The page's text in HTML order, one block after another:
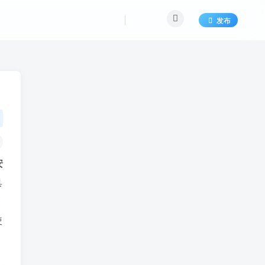
发布